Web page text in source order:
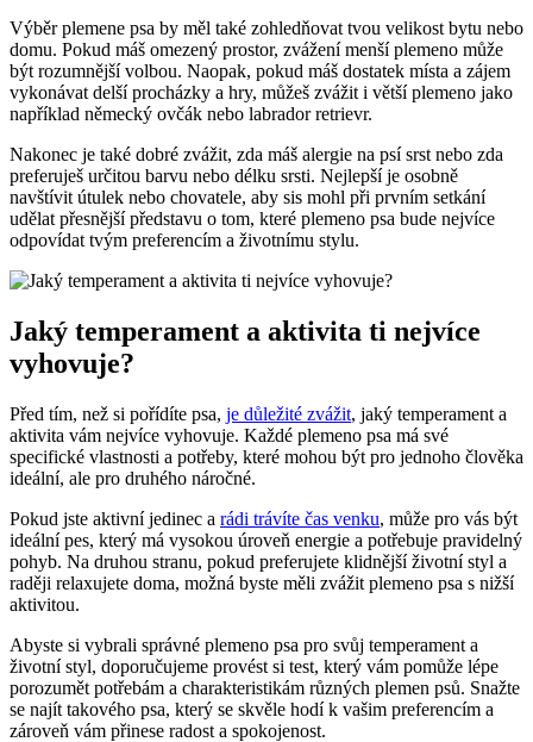
Výběr plemene‌ psa by měl ‌také zohledňovat⁣ tvou velikost bytu nebo
domu. Pokud máš omezený​ prostor, zvážení ⁣menší plemeno může⁣
být ⁣rozumnější volbou. ​Naopak, pokud máš‍ dostatek místa a zájem
vykonávat delší procházky a ⁤hry,⁣ můžeš ⁤zvážit i větší plemeno ‌jako
například německý​ ovčák nebo⁤ labrador retrievr.
Nakonec je také dobré zvážit, zda ‍máš alergie na psí srst ‌nebo ‌zda‍
preferuješ určitou barvu nebo‌ délku srsti. Nejlepší ‌je osobně
navštívit útulek nebo chovatele, ⁤aby sis⁢ mohl při ‍prvním setkání
udělat ⁤přesnější představu o⁢ tom, které plemeno psa bude ⁣nejvíce
odpovídat tvým preferencím a životnímu stylu.
Jaký temperament ⁢a aktivita ti nejvíce ​
vyhovuje?
Před ‌tím, než si pořídíte psa, je důležité‍ zvážit, jaký⁤ temperament a
aktivita vám nejvíce vyhovuje.⁢ Každé plemeno psa má své​
specifické vlastnosti a potřeby, které mohou být pro jednoho člověka
ideální, ale pro ⁢druhého náročné.
Pokud jste aktivní jedinec a rádi trávíte čas venku, může pro vás být
ideální pes,⁢ který⁤ má‍ vysokou ⁢úroveň energie a ‍potřebuje pravidelný​
pohyb. ‍Na druhou stranu, ‌pokud ⁢preferujete ⁣klidnější‍ životní ​styl a
raději relaxujete doma, ⁣možná byste měli zvážit⁣ plemeno ⁣psa s nižší‍
aktivitou.
Abyste‌ si vybrali správné plemeno psa pro svůj temperament​ a⁤
životní styl, doporučujeme provést si⁢ test,​ který vám pomůže‍ lépe
porozumět potřebám ⁢a charakteristikám různých plemen psů.​ Snažte⁢
se najít ⁢takového psa,‌ který se‌ skvěle ​hodí k vašim preferencím a
zároveň vám přinese radost ⁤a ⁢spokojenost.